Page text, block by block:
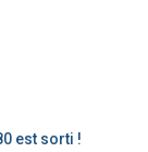
est sorti !